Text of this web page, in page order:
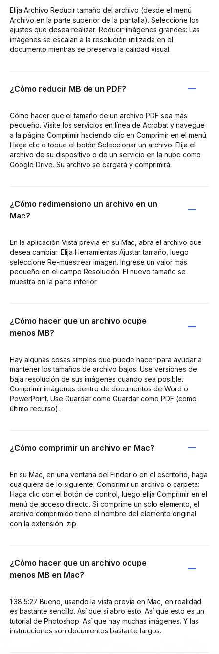
Elija Archivo Reducir tamaño del archivo (desde el menú
Archivo en la parte superior de la pantalla). Seleccione los
ajustes que desea realizar: Reducir imágenes grandes: Las
imágenes se escalan a la resolución utilizada en el
documento mientras se preserva la calidad visual.
¿Cómo reducir MB de un PDF?
Cómo hacer que el tamaño de un archivo PDF sea más
pequeño. Visite los servicios en línea de Acrobat y navegue
a la página Comprimir haciendo clic en Comprimir en el menú.
Haga clic o toque el botón Seleccionar un archivo. Elija el
archivo de su dispositivo o de un servicio en la nube como
Google Drive. Su archivo se cargará y comprimirá.
¿Cómo redimensiono un archivo en un
Mac?
En la aplicación Vista previa en su Mac, abra el archivo que
desea cambiar. Elija Herramientas Ajustar tamaño, luego
seleccione Re-muestrear imagen. Ingrese un valor más
pequeño en el campo Resolución. El nuevo tamaño se
muestra en la parte inferior.
¿Cómo hacer que un archivo ocupe
menos MB?
Hay algunas cosas simples que puede hacer para ayudar a
mantener los tamaños de archivo bajos: Use versiones de
baja resolución de sus imágenes cuando sea posible.
Comprimir imágenes dentro de documentos de Word o
PowerPoint. Use Guardar como Guardar como PDF (como
último recurso).
¿Cómo comprimir un archivo en Mac?
En su Mac, en una ventana del Finder o en el escritorio, haga
cualquiera de lo siguiente: Comprimir un archivo o carpeta:
Haga clic con el botón de control, luego elija Comprimir en el
menú de acceso directo. Si comprime un solo elemento, el
archivo comprimido tiene el nombre del elemento original
con la extensión .zip.
¿Cómo hacer que un archivo ocupe
menos MB en Mac?
1:38 5:27 Bueno, usando la vista previa en Mac, en realidad
es bastante sencillo. Así que si abro esto. Así que esto es un
tutorial de Photoshop. Así que hay muchas imágenes. Y las
instrucciones son documentos bastante largos.